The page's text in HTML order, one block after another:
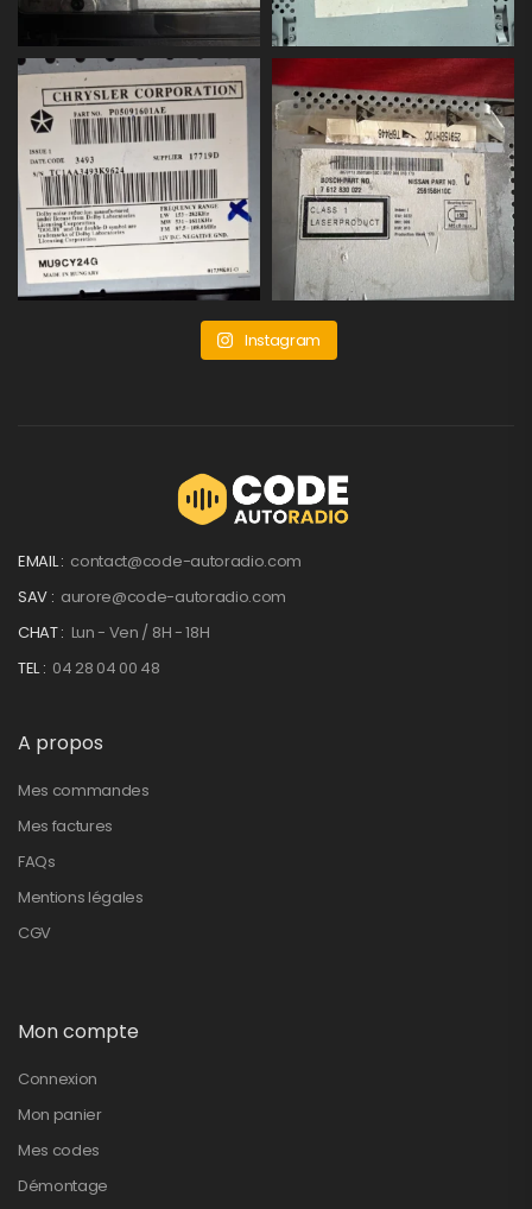
Instagram
EMAIL : contact@code-autoradio.com
SAV : aurore@code-autoradio.com
CHAT : Lun - Ven / 8H - 18H
TEL : 04 28 04 00 48
A propos
Mes commandes
Mes factures
FAQs
Mentions légales
CGV
Mon compte
Connexion
Mon panier
Mes codes
Démontage